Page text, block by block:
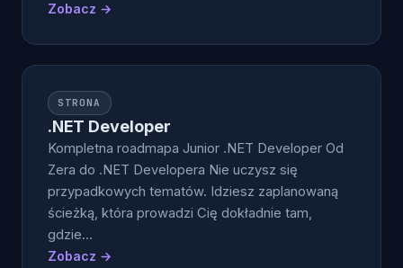
Zobacz →
STRONA
.NET Developer
Kompletna roadmapa Junior .NET Developer Od
Zera do .NET Developera Nie uczysz się
przypadkowych tematów. Idziesz zaplanowaną
ścieżką, która prowadzi Cię dokładnie tam,
gdzie…
Zobacz →